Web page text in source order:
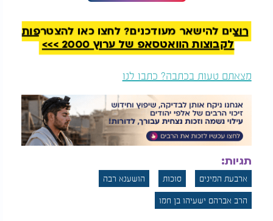
רוצים להישאר מעודכנים? לחצו כאן להצטרפות
לקבוצות הוואטסאפ של ערוץ 2000 >>>
מצאתם טעות בכתבה? כתבו לנו
תגיות:
ארבעת המינים סוכות
הושענא רבה
הרב אברהם ישעיהו בן חמו